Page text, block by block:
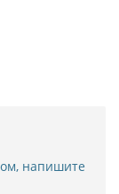
напишите